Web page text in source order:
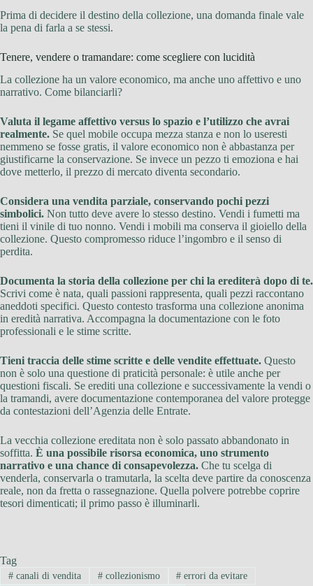
Prima di decidere il destino della collezione, una domanda finale vale
la pena di farla a se stessi.
Tenere, vendere o tramandare: come scegliere con lucidità
La collezione ha un valore economico, ma anche uno affettivo e uno
narrativo. Come bilanciarli?
Valuta il legame affettivo versus lo spazio e l’utilizzo che avrai
realmente. Se quel mobile occupa mezza stanza e non lo useresti
nemmeno se fosse gratis, il valore economico non è abbastanza per
giustificarne la conservazione. Se invece un pezzo ti emoziona e hai
dove metterlo, il prezzo di mercato diventa secondario.
Considera una vendita parziale, conservando pochi pezzi
simbolici. Non tutto deve avere lo stesso destino. Vendi i fumetti ma
tieni il vinile di tuo nonno. Vendi i mobili ma conserva il gioiello della
collezione. Questo compromesso riduce l’ingombro e il senso di
perdita.
Documenta la storia della collezione per chi la erediterà dopo di te.
Scrivi come è nata, quali passioni rappresenta, quali pezzi raccontano
aneddoti specifici. Questo contesto trasforma una collezione anonima
in eredità narrativa. Accompagna la documentazione con le foto
professionali e le stime scritte.
Tieni traccia delle stime scritte e delle vendite effettuate. Questo
non è solo una questione di praticità personale: è utile anche per
questioni fiscali. Se erediti una collezione e successivamente la vendi o
la tramandi, avere documentazione contemporanea del valore protegge
da contestazioni dell’Agenzia delle Entrate.
La vecchia collezione ereditata non è solo passato abbandonato in
soffitta. È una possibile risorsa economica, uno strumento
narrativo e una chance di consapevolezza. Che tu scelga di
venderla, conservarla o tramutarla, la scelta deve partire da conoscenza
reale, non da fretta o rassegnazione. Quella polvere potrebbe coprire
tesori dimenticati; il primo passo è illuminarli.
Tag
#canali di vendita #collezionismo # errori da evitare